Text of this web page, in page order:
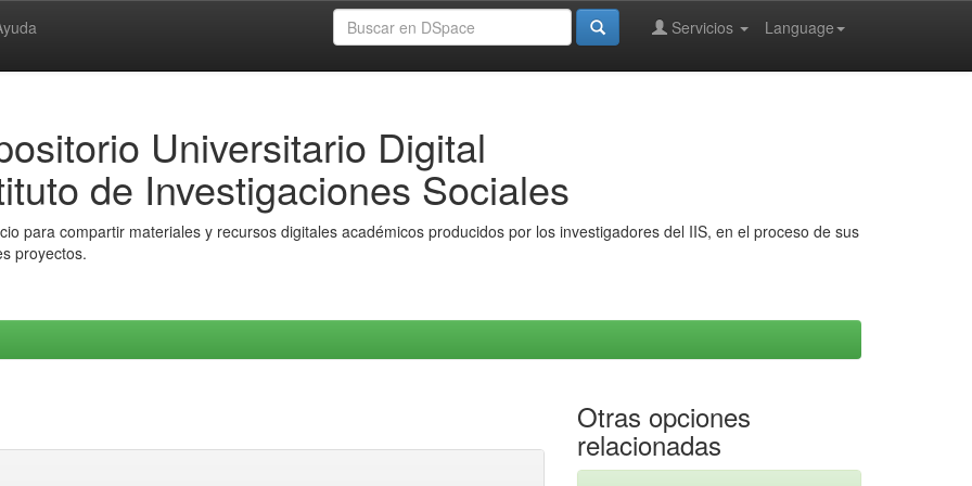
Language
Servicios
Universitario Digital
de Investigaciones Sociales
para compartir materiales y recursos digitales académicos producidos por los investigadores del IIS, en el proceso de sus
proyectos.
Otras opciones
relacionadas